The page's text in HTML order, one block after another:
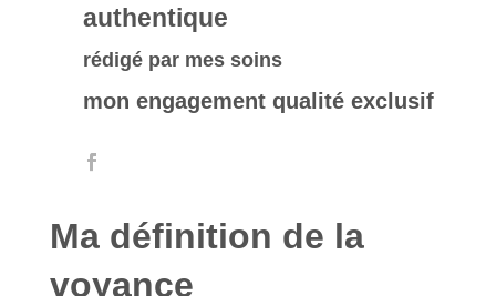
authentique
rédigé par mes soins
mon engagement qualité exclusif
Ma définition de la
voyance